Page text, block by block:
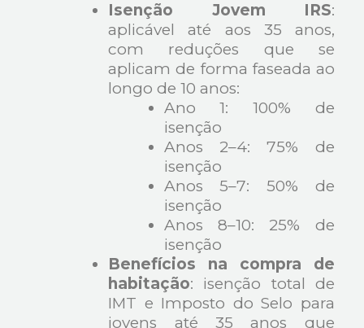
Isenção Jovem IRS:
aplicável até aos 35 anos,
com reduções que se
aplicam de forma faseada ao
longo de 10 anos:
Ano 1: 100% de
isenção
Anos 2–4: 75% de
isenção
Anos 5–7: 50% de
isenção
Anos 8–10: 25% de
isenção
Benefícios na compra de
habitação: isenção total de
IMT e Imposto do Selo para
jovens até 35 anos que